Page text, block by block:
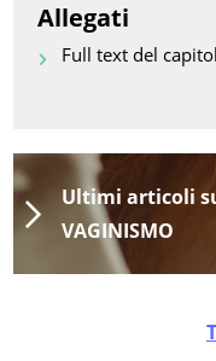
Allegati
Full text del
Ultimi articoli
VAGINISMO